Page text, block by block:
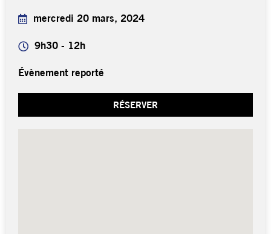
mercredi 20 mars, 2024
9h30 - 12h
Évènement reporté
RÉSERVER